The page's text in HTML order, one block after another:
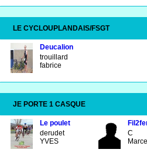
LE CYCLOUPLANDAIS/FSGT
Deucalion
trouillard
fabrice
JE PORTE 1 CASQUE
Le poulet
derudet
YVES
C